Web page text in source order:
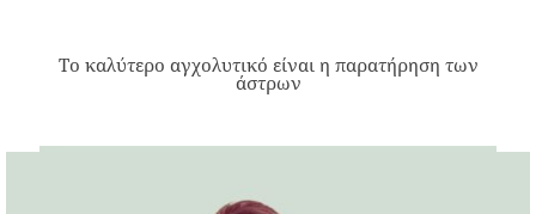
Το καλύτερο αγχολυτικό είναι η παρατήρηση των
άστρων